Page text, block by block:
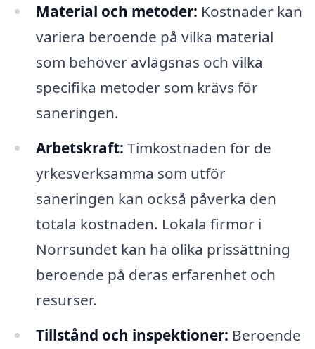
Material och metoder: Kostnader kan
variera beroende på vilka material
som behöver avlägsnas och vilka
specifika metoder som krävs för
saneringen.
Arbetskraft: Timkostnaden för de
yrkesverksamma som utför
saneringen kan också påverka den
totala kostnaden. Lokala firmor i
Norrsundet kan ha olika prissättning
beroende på deras erfarenhet och
resurser.
Tillstånd och inspektioner: Beroende